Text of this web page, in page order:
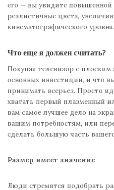
его — вы увидите повышенной
реалистичные цвета,
кинематографического уровня.
Что еще я должен считать?
Покупая телевизор с
основных инвестиций, и что
принимать всерьез. Просто
хватать первый плазменный
вам самое лучшее дело на
вашим потребностям, или
сделать большую часть
Размер имеет значение
Люди стремятся подобрать